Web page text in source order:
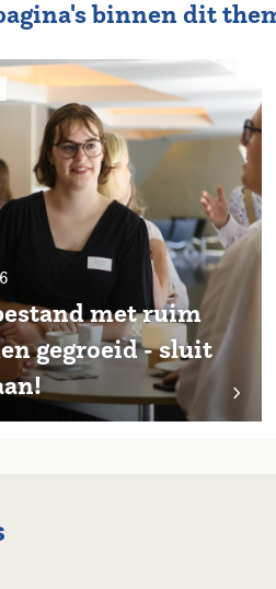
binnen dit
met ruim
gegroeid - sluit